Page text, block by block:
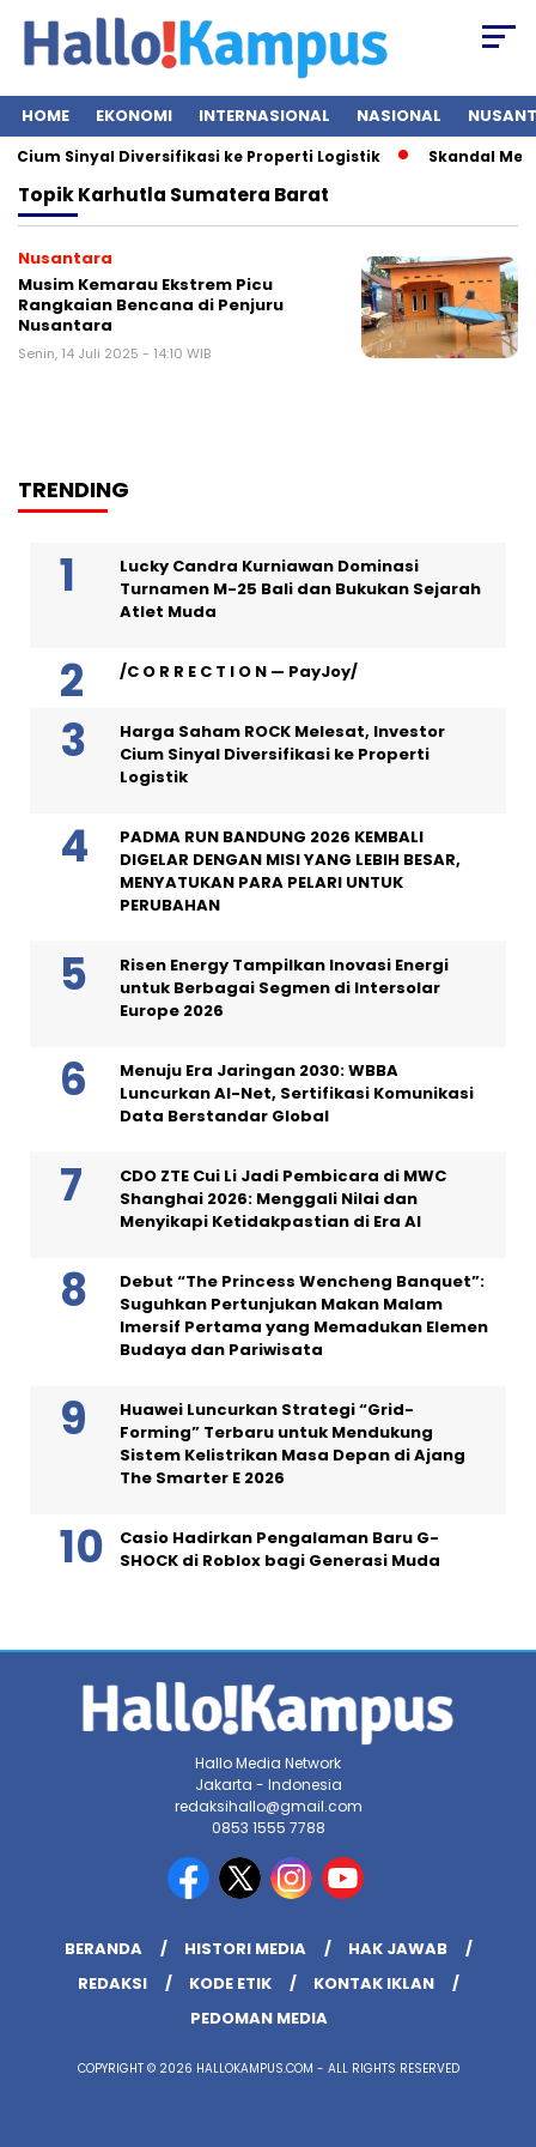
HOME EKONOMI INTERNASIONAL NASIONAL
Cium Sinyal Diversifikasi ke Properti Logistik Skandal
TopikKarhutla Sumatera Barat
Nusantara
Musim Kemarau Ekstrem Picu
Rangkaian Bencana di Penjuru
Nusantara
Senin, 14 Juli 2025 - 14:10 WIB
TRENDING
Lucky Candra Kurniawan Dominasi
Turnamen M-25 Bali dan Bukukan Sejarah
Atlet Muda
/C O R R E C T I O N — PayJoy/
Harga Saham ROCK Melesat, Investor
Cium Sinyal Diversifikasi ke Properti
Logistik
PADMA RUN BANDUNG 2026 KEMBALI
DIGELAR DENGAN MISI YANG LEBIH BESAR,
MENYATUKAN PARA PELARI UNTUK
PERUBAHAN
Risen Energy Tampilkan Inovasi Energi
untuk Berbagai Segmen di Intersolar
Europe 2026
Menuju Era Jaringan 2030: WBBA
Luncurkan AI-Net, Sertifikasi Komunikasi
Data Berstandar Global
CDO ZTE Cui Li Jadi Pembicara di MWC
Shanghai 2026: Menggali Nilai dan
Menyikapi Ketidakpastian di Era AI
Debut “The Princess Wencheng Banquet”:
Suguhkan Pertunjukan Makan Malam
Imersif Pertama yang Memadukan Elemen
Budaya dan Pariwisata
Huawei Luncurkan Strategi “Grid-
Forming” Terbaru untuk Mendukung
Sistem Kelistrikan Masa Depan di Ajang
The Smarter E 2026
Casio Hadirkan Pengalaman Baru G-
SHOCK di Roblox bagi Generasi Muda
Hallo Media Network
Jakarta - Indonesia
redaksihallo@gmail.com
0853 1555 7788
BERANDA HISTORI MEDIA
HAK JAWAB
REDAKSI
KODE ETIK
KONTAK IKLAN
PEDOMAN MEDIA
COPYRIGHT © 2026 HALLOKAMPUS.COM - ALL RIGHTS RESERVED